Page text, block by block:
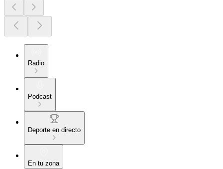
Radio
Podcast
Deporte en directo
En tu zona